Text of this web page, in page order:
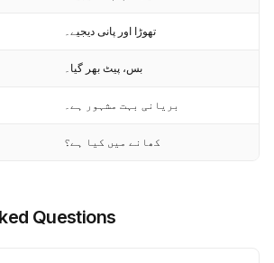
تھوڑا اور پانی دیجیے۔
بس، پیٹ بھر گیا۔
بریانی بہت مشہور ہے۔
کھانے میں کیا ہے؟
Questions